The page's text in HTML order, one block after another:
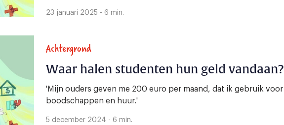
23 januari 2025 - 6 min.
Achtergrond
Waar halen studenten hun geld vandaan?
'Mijn ouders geven me 200 euro per maand, dat ik gebruik voor
boodschappen en huur.'
5 december 2024 - 6 min.